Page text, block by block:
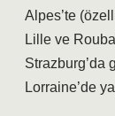
Alpes’te
Lille ve
Strazburg’da
Lorraine’de